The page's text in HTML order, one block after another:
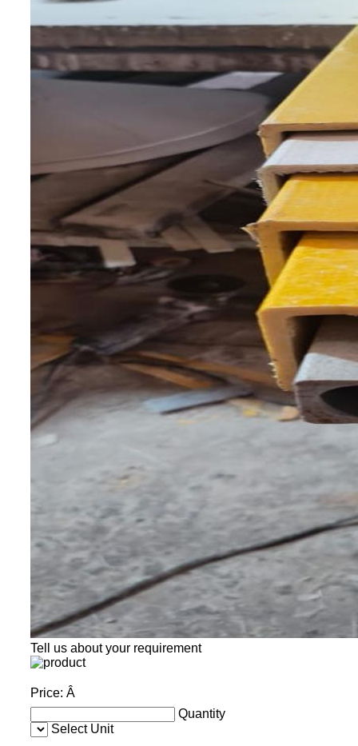
Tell us about your requirement
Price: Â
Quantity
Select Unit